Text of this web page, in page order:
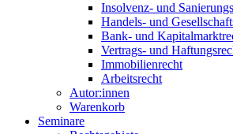
Insolvenz- und
Handels- und
Bank- und
Vertrags- und
Immobilienrecht
Arbeitsrecht
Autor:innen
Warenkorb
Seminare